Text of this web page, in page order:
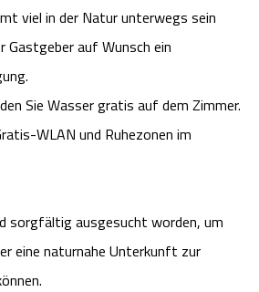
viel in der Natur unterwegs sein
Gastgeber auf Wunsch ein
Sie Wasser gratis auf dem Zimmer.
WLAN und Ruhezonen im
sorgfältig ausgesucht worden, um
eine naturnahe Unterkunft zur